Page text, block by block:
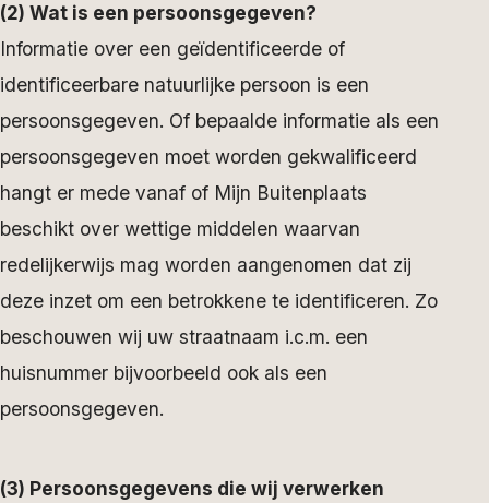
(2) Wat is een persoonsgegeven?
Informatie over een geïdentificeerde of
identificeerbare natuurlijke persoon is een
persoonsgegeven. Of bepaalde informatie als een
persoonsgegeven moet worden gekwalificeerd
hangt er mede vanaf of Mijn Buitenplaats
beschikt over wettige middelen waarvan
redelijkerwijs mag worden aangenomen dat zij
deze inzet om een betrokkene te identificeren. Zo
beschouwen wij uw straatnaam i.c.m. een
huisnummer bijvoorbeeld ook als een
persoonsgegeven.
(3) Persoonsgegevens die wij verwerken